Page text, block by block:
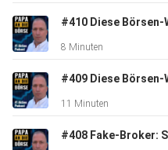
8 Minuten
11 Minuten